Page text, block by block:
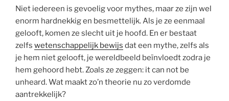
Niet iedereen is gevoelig voor mythes, maar ze zijn wel
enorm hardnekkig en besmettelijk. Als je ze eenmaal
gelooft, komen ze slecht uit je hoofd. En er bestaat
zelfs wetenschappelijk bewijs dat een mythe, zelfs als
je hem niet gelooft, je wereldbeeld beïnvloedt zodra je
hem gehoord hebt. Zoals ze zeggen: it can not be
unheard. Wat maakt zo’n theorie nu zo verdomde
aantrekkelijk?